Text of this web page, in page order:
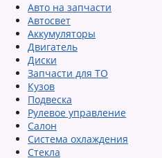
Авто на запчасти
Автосвет
Аккумуляторы
Двигатель
Диски
Запчасти для ТО
Кузов
Подвеска
Рулевое управление
Салон
Система охлаждения
Стекла